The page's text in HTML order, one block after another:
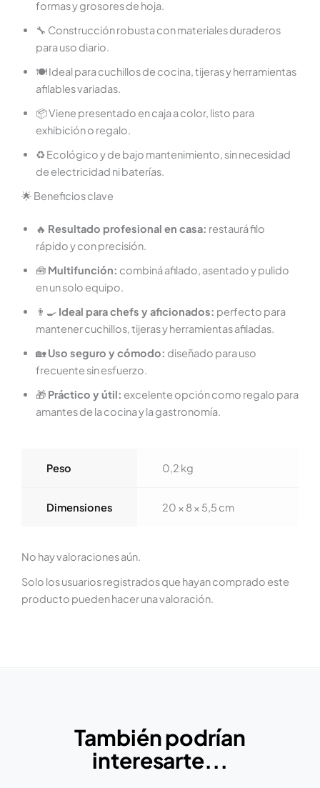
formas y grosores de hoja.
🔧 Construcción robusta con materiales duraderos
para uso diario.
🍽️ Ideal para cuchillos de cocina, tijeras y herramientas
afilables variadas.
📦 Viene presentado en caja a color, listo para
exhibición o regalo.
♻️ Ecológico y de bajo mantenimiento, sin necesidad
de electricidad ni baterías.
🌟 Beneficios clave
🔥 Resultado profesional en casa: restaurá filo
rápido y con precisión.
🧰 Multifunción: combiná afilado, asentado y pulido
en un solo equipo.
👨‍🍳 Ideal para chefs y aficionados: perfecto para
mantener cuchillos, tijeras y herramientas afiladas.
🏡Uso seguro y cómodo: diseñado para uso
frecuente sin esfuerzo.
🎁 Práctico y útil: excelente opción como regalo para
amantes de la cocina y la gastronomía.
Peso 0,2 kg
Dimensiones 20 × 8 × 5,5 cm
No hay valoraciones aún.
Solo los usuarios registrados que hayan comprado este
producto pueden hacer una valoración.
También podrían
interesarte...